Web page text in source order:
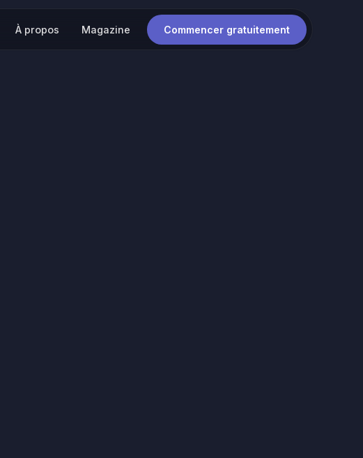
À propos Magazine Commencer gratuitement